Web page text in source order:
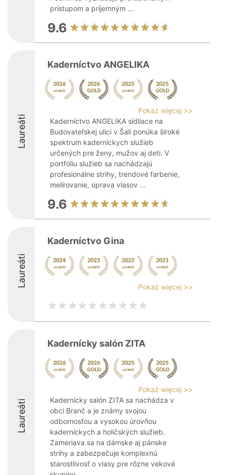
prístupom a príjemným ...
9.6
Laureáti
Kaderníctvo ANGELIKA
Pokaż więcej >>
Kaderníctvo ANGELIKA sídliace na
Budovateľskej ulici v Šali ponúka široké
spektrum kaderníckych služieb
určených pre ženy, mužov aj deti. V
portfóliu služieb sa nachádzajú
profesionálne strihy, trendové farbenie,
melírovanie, úprava vlasov ...
9.6
Laureáti
Kaderníctvo Gina
Pokaż więcej >>
Laureáti
Kadernícky salón ZITA
Pokaż więcej >>
Kadernícky salón ZITA sa nachádza v
obci Branč a je známy svojou
odbornosťou a vysokou úrovňou
kaderníckych a holičských služieb.
Zameriava sa na dámske aj pánske
strihy a zabezpečuje komplexnú
starostlivosť o vlasy pre rôzne vekové